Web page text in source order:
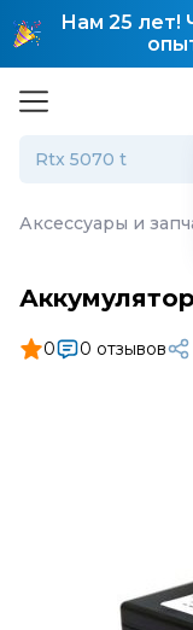
Нам 25 лет!
Аксессуары и
0 0 отзывов